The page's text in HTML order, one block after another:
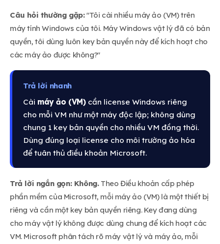
Câu hỏi thường gặp:"Tôi cài nhiều máy ảo (VM) trên
máy tính Windows của tôi. Máy Windows vật lý đã có bản
quyền, tôi dùng luôn key bản quyền này để kích hoạt cho
các máy ảo được không?"
Trả lời nhanh
Cài máy ảo (VM)cần license Windows riêng
cho mỗi VM như một máy độc lập; không dùng
chung 1 key bản quyền cho nhiều VM đồng thời.
Dùng đúng loại license cho môi trường ảo hóa
để tuân thủ điều khoản Microsoft.
Trả lời ngắn gọn: Không.Theo Điều khoản cấp phép
phần mềm của Microsoft, mỗi máy ảo (VM) là một thiết bị
riêng và cần một key bản quyền riêng. Key đang dùng
cho máy vật lý không được dùng chung để kích hoạt các
VM. Microsoft phân tách rõ máy vật lý và máy ảo, mỗi